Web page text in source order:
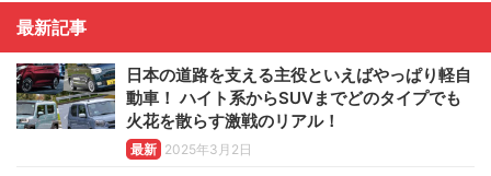
最新記事
日本の道路を支える主役といえばやっぱり軽自
動車！ ハイト系からSUVまでどのタイプでも
火花を散らす激戦のリアル！
最新 2025年3月2日